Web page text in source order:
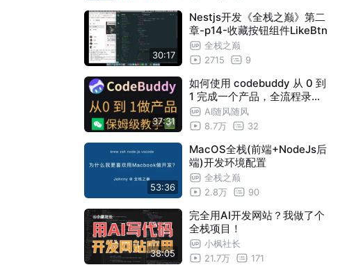
30:17
Nestjs开发《全栈之巅》第二
章-p14-收藏按钮组件LikeBtn
全栈之巅
2715
9
37:31
如何使用 codebuddy 从 0 到
1 完成一个产品，全流程录制
，保姆级教学。
AI随风随风
8.7万
32
53:36
MacOS全栈(前端+NodeJs后
端)开发环境配置
全栈之巅
2.8万
90
38:05
完全用AI开发网站？我做了个
全栈项目！
小枫社长
21.7万
171